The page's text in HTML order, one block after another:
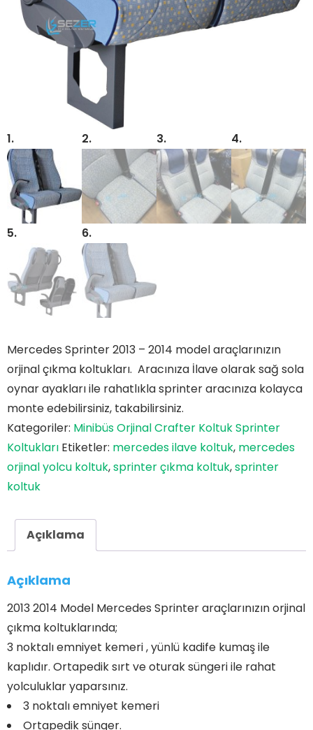
Mercedes Sprinter 2013 – 2014 model araçlarınızın
orjinal çıkma koltukları. Aracınıza İlave olarak sağ sola
oynar ayakları ile rahatlıkla sprinter aracınıza kolayca
monte edebilirsiniz, takabilirsiniz.
Kategoriler: Minibüs Orjinal Crafter Koltuk Sprinter
Koltukları Etiketler: mercedes ilave koltuk, mercedes
orjinal yolcu koltuk,sprinter çıkma koltuk,sprinter
koltuk
Açıklama
Açıklama
2013 2014 Model Mercedes Sprinter araçlarınızın orjinal
çıkma koltuklarında;
3 noktalı emniyet kemeri , yünlü kadife kumaş ile
kaplıdır. Ortapedik sırt ve oturak süngeri ile rahat
yolculuklar yaparsınız.
3 noktalı emniyet kemeri
Ortapedik sünger.